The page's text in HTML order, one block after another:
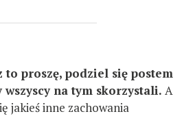
to proszę, podziel się postem
wszyscy na tym skorzystali. A
jakieś inne zachowania